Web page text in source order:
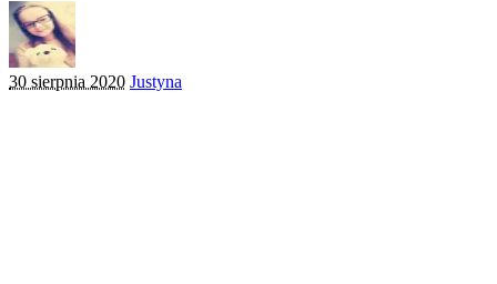
30 sierpnia 2020 Posted
Justyna